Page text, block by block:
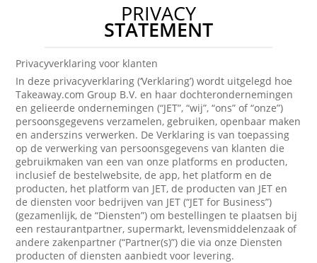
PRIVACY
STATEMENT
Privacyverklaring voor klanten
In deze privacyverklaring (‘Verklaring’) wordt uitgelegd hoe
Takeaway.com Group B.V. en haar dochterondernemingen
en gelieerde ondernemingen (“JET”, “wij”, “ons” of “onze”)
persoonsgegevens verzamelen, gebruiken, openbaar maken
en anderszins verwerken. De Verklaring is van toepassing
op de verwerking van persoonsgegevens van klanten die
gebruikmaken van een van onze platforms en producten,
inclusief de bestelwebsite, de app, het platform en de
producten, het platform van JET, de producten van JET en
de diensten voor bedrijven van JET (“JET for Business”)
(gezamenlijk, de “Diensten”) om bestellingen te plaatsen bij
een restaurantpartner, supermarkt, levensmiddelenzaak of
andere zakenpartner (“Partner(s)”) die via onze Diensten
producten of diensten aanbiedt voor levering.